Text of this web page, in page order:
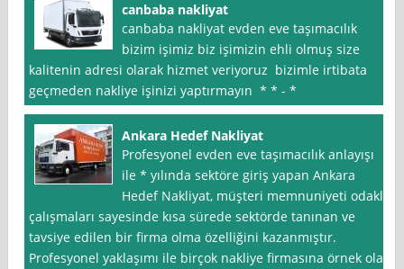
canbaba nakliyat
canbaba nakliyat evden eve taşımacılık
bizim işimiz biz işimizin ehli olmuş size
kalitenin adresi olarak hizmet veriyoruz bizimle irtibata
geçmeden nakliye işinizi yaptırmayın * * - *
Ankara Hedef Nakliyat
Profesyonel evden eve taşımacılık anlayışı
ile * yılında sektöre giriş yapan Ankara
Hedef Nakliyat, müşteri memnuniyeti odaklı
çalışmaları sayesinde kısa sürede sektörde tanınan ve
tavsiye edilen bir firma olma özelliğini kazanmıştır.
Profesyonel yaklaşımı ile birçok nakliye firmasına örnek olan